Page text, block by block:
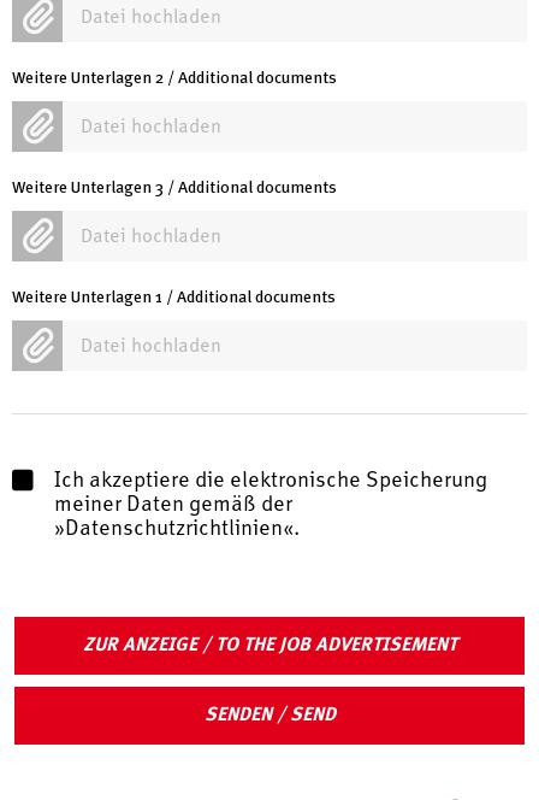
Datei hochladen
Weitere Unterlagen 2 / Additional documents
Datei hochladen
Weitere Unterlagen 3 / Additional documents
Datei hochladen
Weitere Unterlagen 1 / Additional documents
Datei hochladen
Ich akzeptiere die elektronische Speicherung
meiner Daten gemäß der
Datenschutzrichtlinien
.
ZUR ANZEIGE / TO THE JOB ADVERTISEMENT
SENDEN / SEND